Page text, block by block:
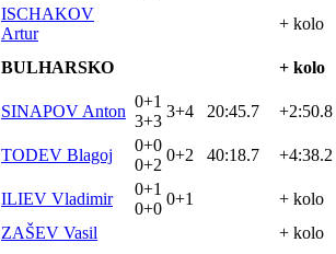
ISCHAKOV
Artur
+ kolo
BULHARSKO + kolo
SINAPOV Anton
0+1
3+3
3+4 20:45.7 +2:50.8
TODEV Blagoj
0+0
0+2
0+2 40:18.7 +4:38.2
ILIEV Vladimir
0+1
0+0
0+1
+ kolo
ZAŠEV Vasil
+ kolo